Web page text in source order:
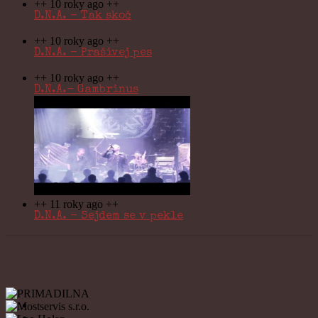
++ 10 roky ago ++
D.N.A. - Tak skoč
++ 10 roky ago ++
D.N.A. - Prašivej pes
++ 10 roky ago ++
D.N.A.- Gambrinus
++ 11 roky ago ++
D.N.A. - Sejdem se v pekle